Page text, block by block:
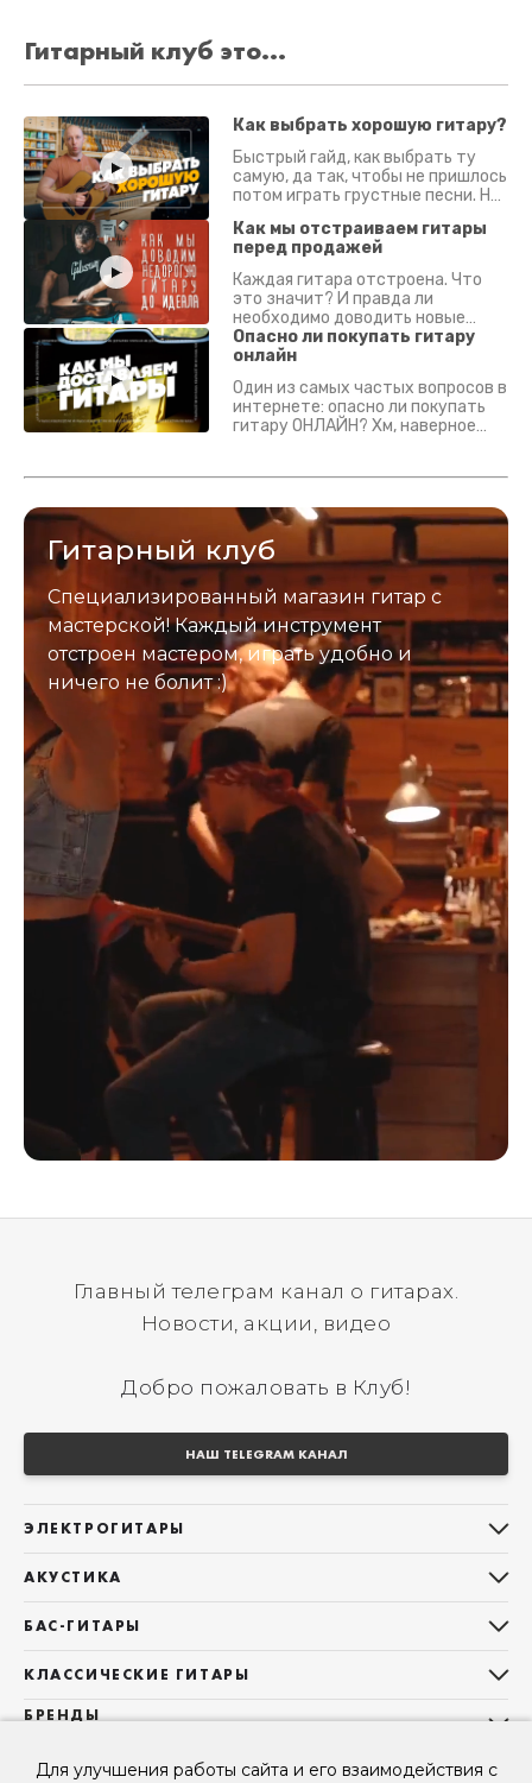
Для улучшения работы сайта и его взаимодействия с
Гитарный клуб это...
Как выбрать хорошую гитару?
Быстрый гайд, как выбрать ту
самую, да так, чтобы не пришлось
потом играть грустные песни. На
Как мы отстраиваем гитары
перед продажей
Каждая гитара отстроена. Что
это значит? И правда ли
необходимо доводить новые
гитары? Если кратко - да.
Подробно - в видео :)
Опасно ли покупать гитару
онлайн
Один из самых частых вопросов в
интернете: опасно ли покупать
гитару ОНЛАЙН? Хм, наверное
застрахован. Случись что -
Гитарный клуб
Специализированный магазин гитар с
мастерской! Каждый инструмент
отстроен мастером, играть удобно и
ничего не болит :)
Главный телеграм канал о гитарах.
Новости, акции, видео
Добро пожаловать в Клуб!
НАШ TELEGRAM КАНАЛ
ЭЛЕКТРОГИТАРЫ
Telecaster
Les Paul
Superstrat
АКУСТИКА
Фолки (ОМ, 000, 00)
Гранд Аудиториум
Б/У, уцененные гитары
БАС-ГИТАРЫ
Precision Bass
КЛАССИЧЕСКИЕ ГИТАРЫ
Все классические гитары
Б/У, уцененные гитары
БРЕНДЫ
Sigma Guitars